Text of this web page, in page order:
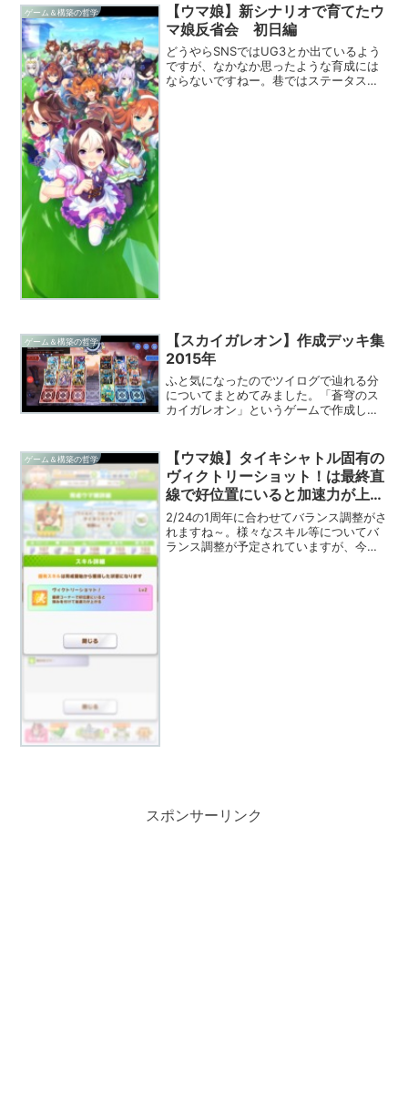
ゲーム＆構築の哲学
【ウマ娘】新シナリオで育てたウ
マ娘反省会 初日編
どうやらSNSではUG3とか出ているよう
ですが、なかなか思ったような育成には
ならないですねー。巷ではステータスが
ゲーム＆構築の哲学
【スカイガレオン】作成デッキ集
2015年
ふと気になったのでツイログで辿れる分
についてまとめてみました。「蒼穹のス
カイガレオン」というゲームで作成した
と3×3のマスにカードを配置し、相手を
全て戦闘不能にすると...
ゲーム＆構築の哲学
【ウマ娘】タイキシャトル固有の
ヴィクトリーショット！は最終直
線で好位置にいると加速力が上が
る（性能予想）
2/24の1周年に合わせてバランス調整がさ
れますね～。様々なスキル等についてバ
ランス調整が予定されていますが、今回
スポンサーリンク